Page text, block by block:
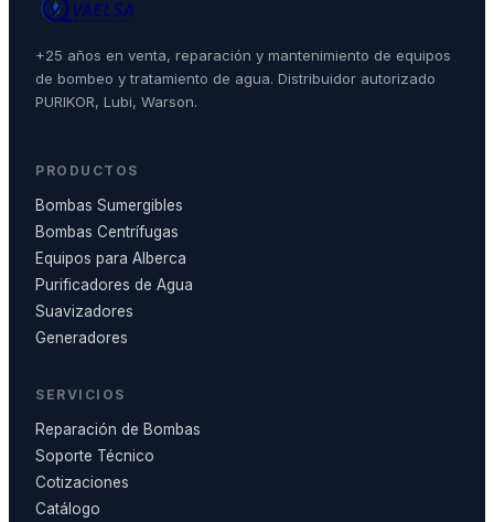
+25 años en venta, reparación y mantenimiento de equipos
de bombeo y tratamiento de agua. Distribuidor autorizado
PURIKOR, Lubi, Warson.
PRODUCTOS
Bombas Sumergibles
Bombas Centrífugas
Equipos para Alberca
Purificadores de Agua
Suavizadores
Generadores
SERVICIOS
Reparación de Bombas
Soporte Técnico
Cotizaciones
Catálogo